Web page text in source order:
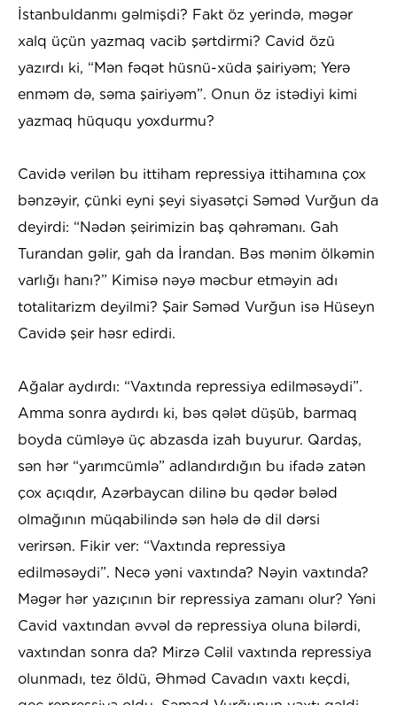
İstanbuldanmı gəlmişdi? Fakt öz yerində, məgər
xalq üçün yazmaq vacib şərtdirmi? Cavid özü
yazırdı ki, “Mən fəqət hüsnü-xüda şairiyəm; Yerə
enməm də, səma şairiyəm”. Onun öz istədiyi kimi
yazmaq hüququ yoxdurmu?
Cavidə verilən bu ittiham repressiya ittihamına çox
bənzəyir, çünki eyni şeyi siyasətçi Səməd Vurğun da
deyirdi: “Nədən şeirimizin baş qəhrəmanı. Gah
Turandan gəlir, gah da İrandan. Bəs mənim ölkəmin
varlığı hanı?” Kimisə nəyə məcbur etməyin adı
totalitarizm deyilmi? Şair Səməd Vurğun isə Hüseyn
Cavidə şeir həsr edirdi.
Ağalar aydırdı: “Vaxtında repressiya edilməsəydi”.
Amma sonra aydırdı ki, bəs qələt düşüb, barmaq
boyda cümləyə üç abzasda izah buyurur. Qardaş,
sən hər “yarımcümlə” adlandırdığın bu ifadə zatən
çox açıqdır, Azərbaycan dilinə bu qədər bələd
olmağının müqabilində sən hələ də dil dərsi
verirsən. Fikir ver: “Vaxtında repressiya
edilməsəydi”. Necə yəni vaxtında? Nəyin vaxtında?
Məgər hər yazıçının bir repressiya zamanı olur? Yəni
Cavid vaxtından əvvəl də repressiya oluna bilərdi,
vaxtından sonra da? Mirzə Cəlil vaxtında repressiya
olunmadı, tez öldü, Əhməd Cavadın vaxtı keçdi,